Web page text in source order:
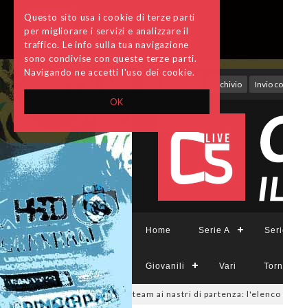
OK
Questo sito usa i cookie di terze parti
per migliorare i servizi e analizzare il
traffico. Le info sulla tua navigazione
sono condivise con queste terze parti.
Navigando ne accetti l'uso dei cookie.
Archivio Invio
Home Serie A
Giovanili Vari
sono 14 i team ai nastri di partenza: l'elenco delle